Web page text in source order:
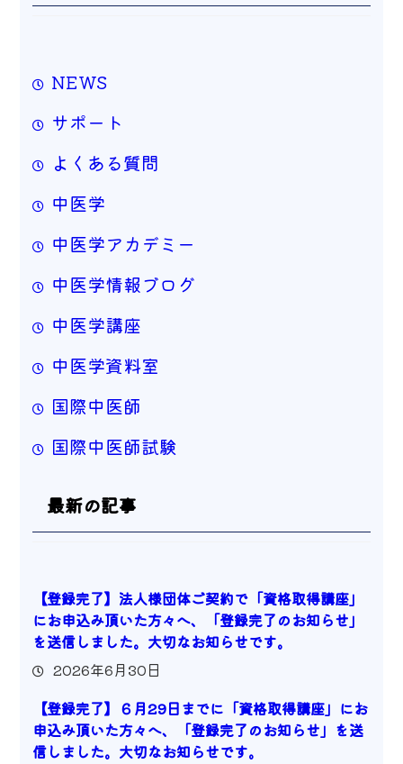
NEWS
サポート
よくある質問
中医学
中医学アカデミー
中医学情報ブログ
中医学講座
中医学資料室
国際中医師
国際中医師試験
最新の記事
【登録完了】法人様団体ご契約で「資格取得講座」
にお申込み頂いた方々へ、「登録完了のお知らせ」
を送信しました。大切なお知らせです。
2026年6月30日
【登録完了】６月29日までに「資格取得講座」にお
申込み頂いた方々へ、「登録完了のお知らせ」を送
信しました。大切なお知らせです。